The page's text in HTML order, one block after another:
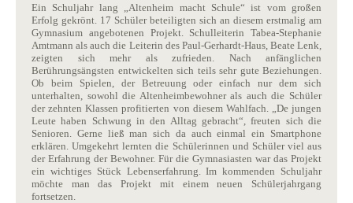
Ein Schuljahr lang „Altenheim macht Schule“ ist vom großen
Erfolg gekrönt. 17 Schüler beteiligten sich an diesem erstmalig am
Gymnasium angebotenen Projekt. Schulleiterin Tabea-Stephanie
Amtmann als auch die Leiterin des Paul-Gerhardt-Haus, Beate Lenk,
zeigten sich mehr als zufrieden. Nach anfänglichen
Berührungsängsten entwickelten sich teils sehr gute Beziehungen.
Ob beim Spielen, der Betreuung oder einfach nur dem sich
unterhalten, sowohl die Altenheimbewohner als auch die Schüler
der zehnten Klassen profitierten von diesem Wahlfach. „De jungen
Leute haben Schwung in den Alltag gebracht“, freuten sich die
Senioren. Gerne ließ man sich da auch einmal ein Smartphone
erklären. Umgekehrt lernten die Schülerinnen und Schüler viel aus
der Erfahrung der Bewohner. Für die Gymnasiasten war das Projekt
ein wichtiges Stück Lebenserfahrung. Im kommenden Schuljahr
möchte man das Projekt mit einem neuen Schülerjahrgang
fortsetzen.